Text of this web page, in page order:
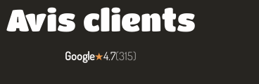
Avis clients
Google★4.7(315)